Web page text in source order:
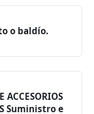
o baldío.
ACCESORIOS
Suministro e